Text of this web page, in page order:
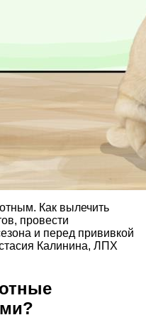
Как вылечить
провести
и перед прививкой
Калинина, ЛПХ